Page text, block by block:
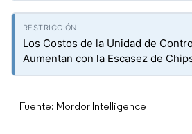
Los Costos de la Unidad de
Aumentan con la Escasez de
Fuente: Mordor Intelligence